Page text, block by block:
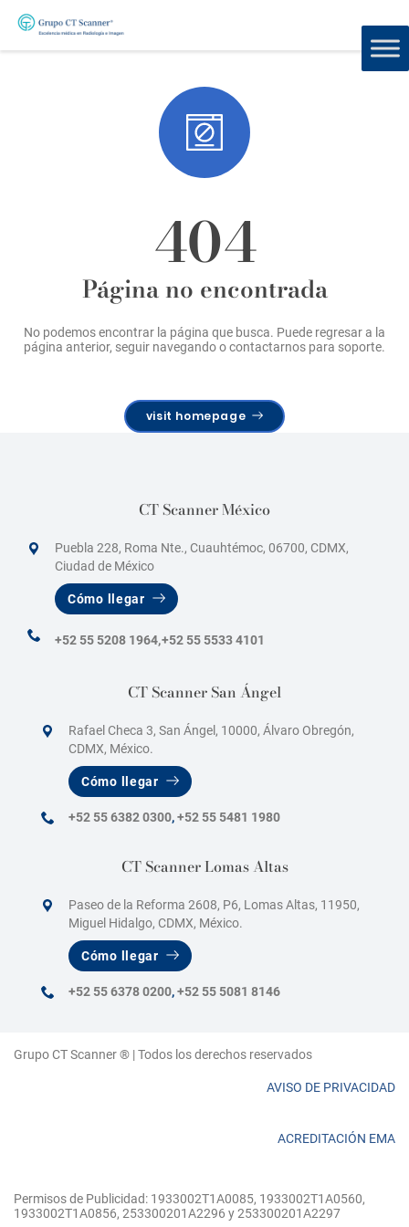
404
Página no encontrada
No podemos encontrar la página que busca. Puede regresar a la
página anterior, seguir navegando o contactarnos para soporte.
visit homepage
CT Scanner México
Puebla 228, Roma Nte., Cuauhtémoc, 06700, CDMX,
Ciudad de México
Cómo llegar
+52 55 5208 1964,+52 55 5533 4101
CT Scanner San Ángel
Rafael Checa 3, San Ángel, 10000, Álvaro Obregón,
CDMX, México.
Cómo llegar
+52 55 6382 0300,+52 55 5481 1980
CT Scanner Lomas Altas
Paseo de la Reforma 2608, P6, Lomas Altas, 11950,
Miguel Hidalgo, CDMX, México.
Cómo llegar
+52 55 6378 0200,+52 55 5081 8146
Grupo CT Scanner ® | Todos los derechos reservados
AVISO DE PRIVACIDAD
ACREDITACIÓN EMA
Permisos de Publicidad: 1933002T1A0085, 1933002T1A0560,
1933002T1A0856, 253300201A2296 y 253300201A2297